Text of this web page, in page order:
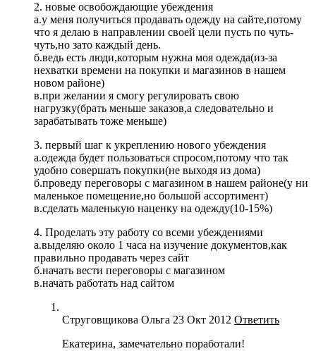
2. новые освобождающие убеждения
а.у меня получиться продавать одежду на сайте,потому
что я делаю в направлении своей цели пусть по чуть-
чуть,но зато каждый день.
б.ведь есть люди,которым нужна моя одежда(из-за
нехватки времени на покупки и магазинов в нашем
новом районе)
в.при желании я смогу регулировать свою
нагрузку(брать меньше заказов,а следовательно и
зарабатывать тоже меньше)
3. первый шаг к укреплению нового убеждения
а.одежда будет пользоваться спросом,потому что так
удобно совершать покупки(не выходя из дома)
б.проведу переговоры с магазином в нашем районе(у ни
маленькое помещение,но большой ассортимент)
в.сделать маленькую наценку на одежду(10-15%)
4. Проделать эту работу со всеми убеждениями
а.выделяю около 1 часа на изучение документов,как
правильно продавать через сайт
б.начать вести переговоры с магазином
в.начать работать над сайтом
Струговщикова Ольга 23 Окт 2012 Ответить
Екатерина, замечательно поработали!